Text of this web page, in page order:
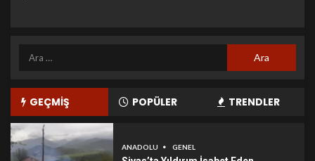
GEÇMİŞ POPÜLER TRENDLER
ANADOLU GENEL